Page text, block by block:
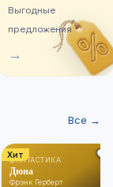
Выгодные
предложения
→
Все →
Хит
ФАНТАСТИКА
Дюна
Фрэнк Герберт